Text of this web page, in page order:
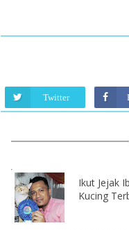
Twitter
Ikut Jejak
Kucing